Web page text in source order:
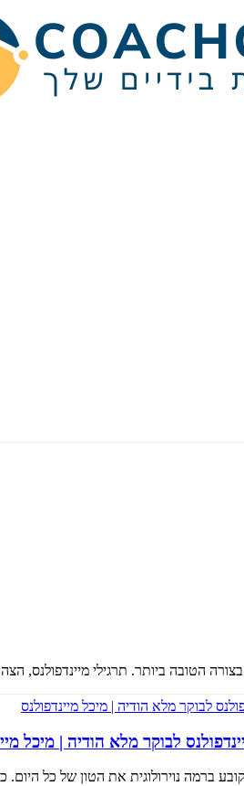
הטובה ביותר. תרגילי מיינדפולנס,
לבוקר מלא הודיה | מיכל
ברמה נוירולוגית את הטון של כל היום.